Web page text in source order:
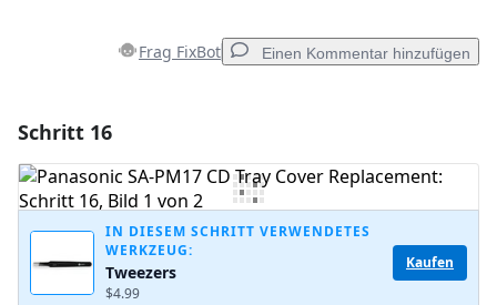
Frag FixBot Einen Kommentar hinzufügen
Kommentar hinzufügen
Kommentieren
Schritt 16
IN DIESEM SCHRITT VERWENDETES
WERKZEUG:
Tweezers
$4.99
Kaufen